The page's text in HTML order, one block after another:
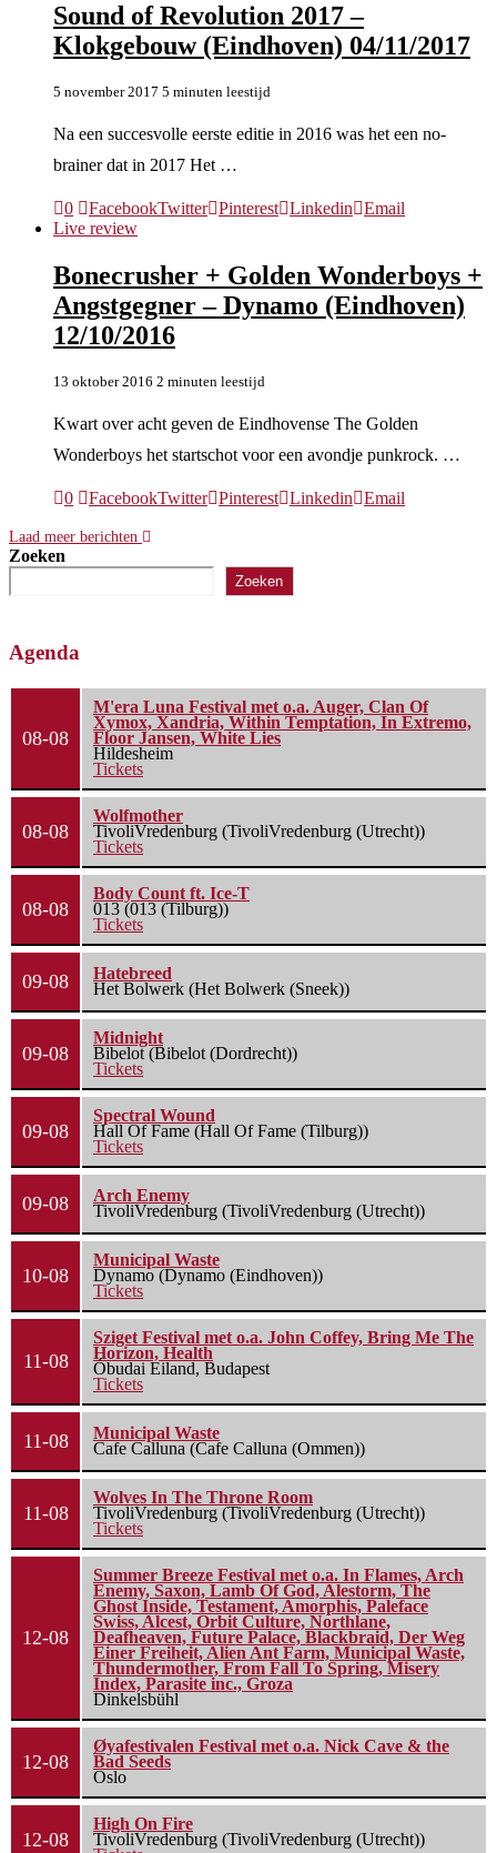
Sound of Revolution 2017 –
Klokgebouw (Eindhoven) 04/11/2017
5 november 2017 5 minuten leestijd
Na een succesvolle eerste editie in 2016 was het een no-
brainer dat in 2017 Het …
0 FacebookTwitter Pinterest Linkedin
Email
Live review
Bonecrusher + Golden Wonderboys +
Angstgegner – Dynamo (Eindhoven)
12/10/2016
13 oktober 2016 2 minuten leestijd
Kwart over acht geven de Eindhovense The Golden
Wonderboys het startschot voor een avondje punkrock. …
0 FacebookTwitter Pinterest Linkedin Email
Laad meer berichten
Zoeken
Zoeken
Agenda
08-08
M'era Luna Festival met o.a. Auger, Clan Of
Xymox, Xandria, Within Temptation, In Extremo,
Floor Jansen, White Lies
Hildesheim
Tickets
08-08
Wolfmother
TivoliVredenburg (TivoliVredenburg (Utrecht))
Tickets
08-08
Body Count ft. Ice-T
013 (013 (Tilburg))
Tickets
09-08
Hatebreed
Het Bolwerk (Het Bolwerk (Sneek))
09-08
Midnight
Bibelot (Bibelot (Dordrecht))
Tickets
09-08
Spectral Wound
Hall Of Fame (Hall Of Fame (Tilburg))
Tickets
09-08
Arch Enemy
TivoliVredenburg (TivoliVredenburg (Utrecht))
10-08
Municipal Waste
Dynamo (Dynamo (Eindhoven))
Tickets
11-08
Sziget Festival met o.a. John Coffey, Bring Me The
Horizon, Health
Óbudai Eiland, Budapest
Tickets
11-08
Municipal Waste
Cafe Calluna (Cafe Calluna (Ommen))
11-08
Wolves In The Throne Room
TivoliVredenburg (TivoliVredenburg (Utrecht))
Tickets
12-08
Summer Breeze Festival met o.a. In Flames, Arch
Enemy, Saxon, Lamb Of God, Alestorm, The
Ghost Inside, Testament, Amorphis, Paleface
Swiss, Alcest, Orbit Culture, Northlane,
Deafheaven, Future Palace, Blackbraid, Der Weg
Einer Freiheit, Alien Ant Farm, Municipal Waste,
Thundermother, From Fall To Spring, Misery
Index, Parasite inc., Groza
Dinkelsbühl
12-08
Øyafestivalen Festival met o.a. Nick Cave & the
Bad Seeds
Oslo
12-08
High On Fire
TivoliVredenburg (TivoliVredenburg (Utrecht))